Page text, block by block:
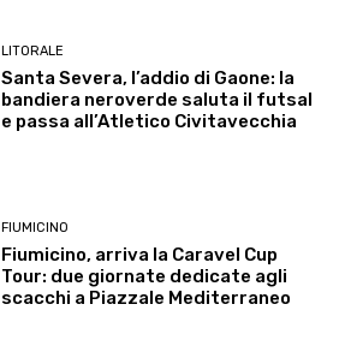
LITORALE
Santa Severa, l’addio di Gaone: la
bandiera neroverde saluta il futsal
e passa all’Atletico Civitavecchia
FIUMICINO
Fiumicino, arriva la Caravel Cup
Tour: due giornate dedicate agli
scacchi a Piazzale Mediterraneo